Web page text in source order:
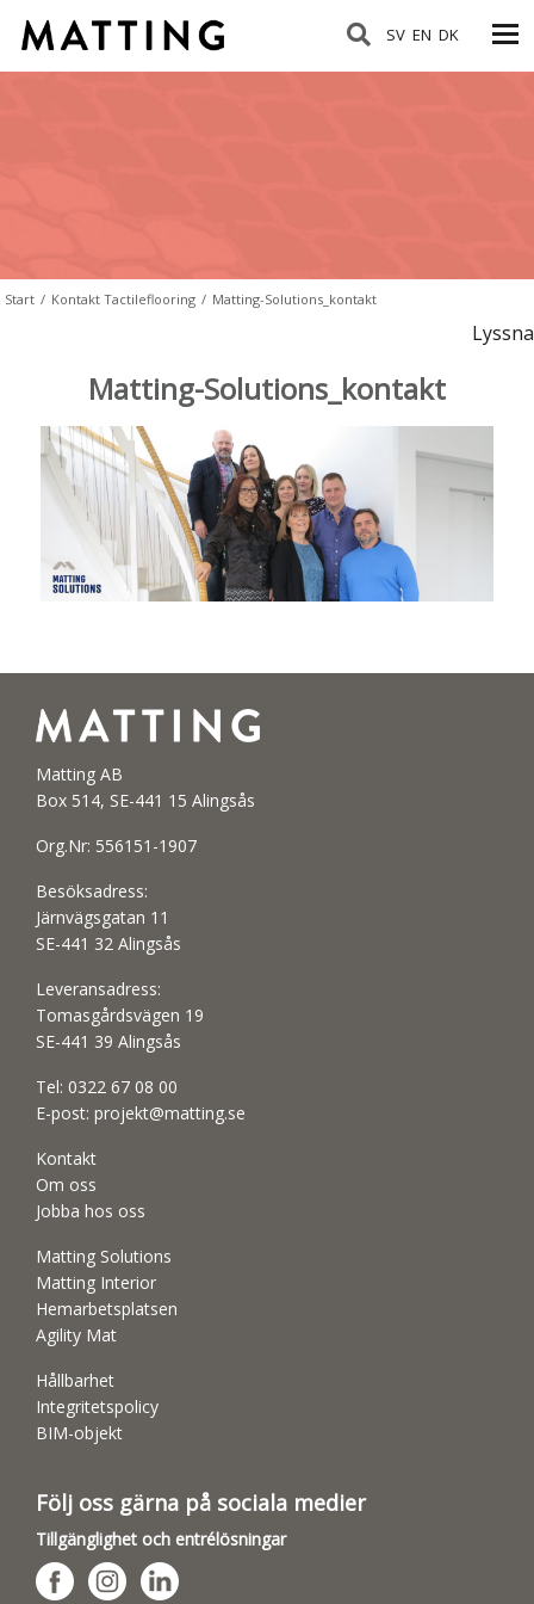
SV EN DK
Start / Kontakt Tactileflooring / Matting-Solutions_kontakt
Lyssna
Matting-Solutions_kontakt
Matting AB
Box 514, SE-441 15 Alingsås
Org.Nr: 556151-1907
Besöksadress:
Järnvägsgatan 11
SE-441 32 Alingsås
Leveransadress:
Tomasgårdsvägen 19
SE-441 39 Alingsås
Tel: 0322 67 08 00
E-post: projekt@matting.se
Kontakt
Om oss
Jobba hos oss
Matting Solutions
Matting Interior
Hemarbetsplatsen
Agility Mat
Hållbarhet
Integritetspolicy
BIM-objekt
Följ oss gärna på sociala medier
Tillgänglighet och entrélösningar